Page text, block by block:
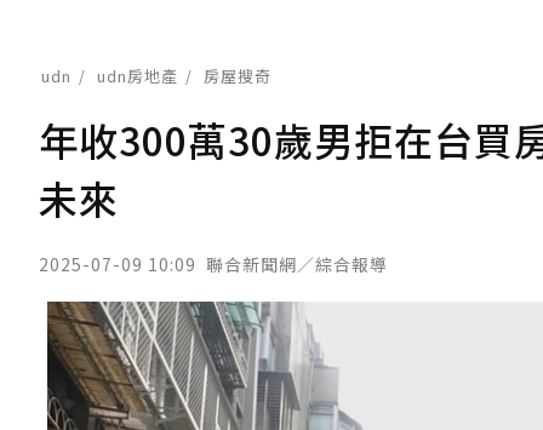
udn udn房地產 房屋搜奇
年收300萬30歲男拒在台買
未來
2025-07-09 10:09 聯合新聞網／綜合報導